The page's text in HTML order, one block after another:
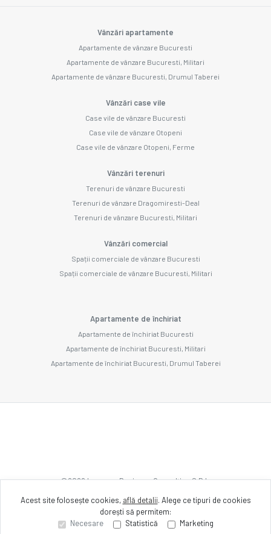
Vânzări apartamente
Apartamente de vânzare Bucuresti
Apartamente de vânzare Bucuresti, Militari
Apartamente de vânzare Bucuresti, Drumul Taberei
Vânzări case vile
Case vile de vânzare Bucuresti
Case vile de vânzare Otopeni
Case vile de vânzare Otopeni, Ferme
Vânzări terenuri
Terenuri de vânzare Bucuresti
Terenuri de vânzare Dragomiresti-Deal
Terenuri de vânzare Bucuresti, Militari
Vânzări comercial
Spații comerciale de vânzare Bucuresti
Spații comerciale de vânzare Bucuresti, Militari
Apartamente de închiriat
Apartamente de închiriat Bucuresti
Apartamente de închiriat Bucuresti, Militari
Apartamente de închiriat Bucuresti, Drumul Taberei
©2026Imozone Business Consulting S.R.L.
Site creat în
Acest site folosește cookies, află detalii. Alege ce tipuri de cookies
dorești să permitem:
Necesare
Statistică Marketing